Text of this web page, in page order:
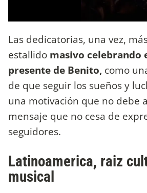
Las dedicatorias, una vez,
estallido masivo celebrando
presente de Benito, como
de que seguir los sueños y
una motivación que no debe
mensaje que no cesa de
seguidores.
Latinoamerica, raiz
musical